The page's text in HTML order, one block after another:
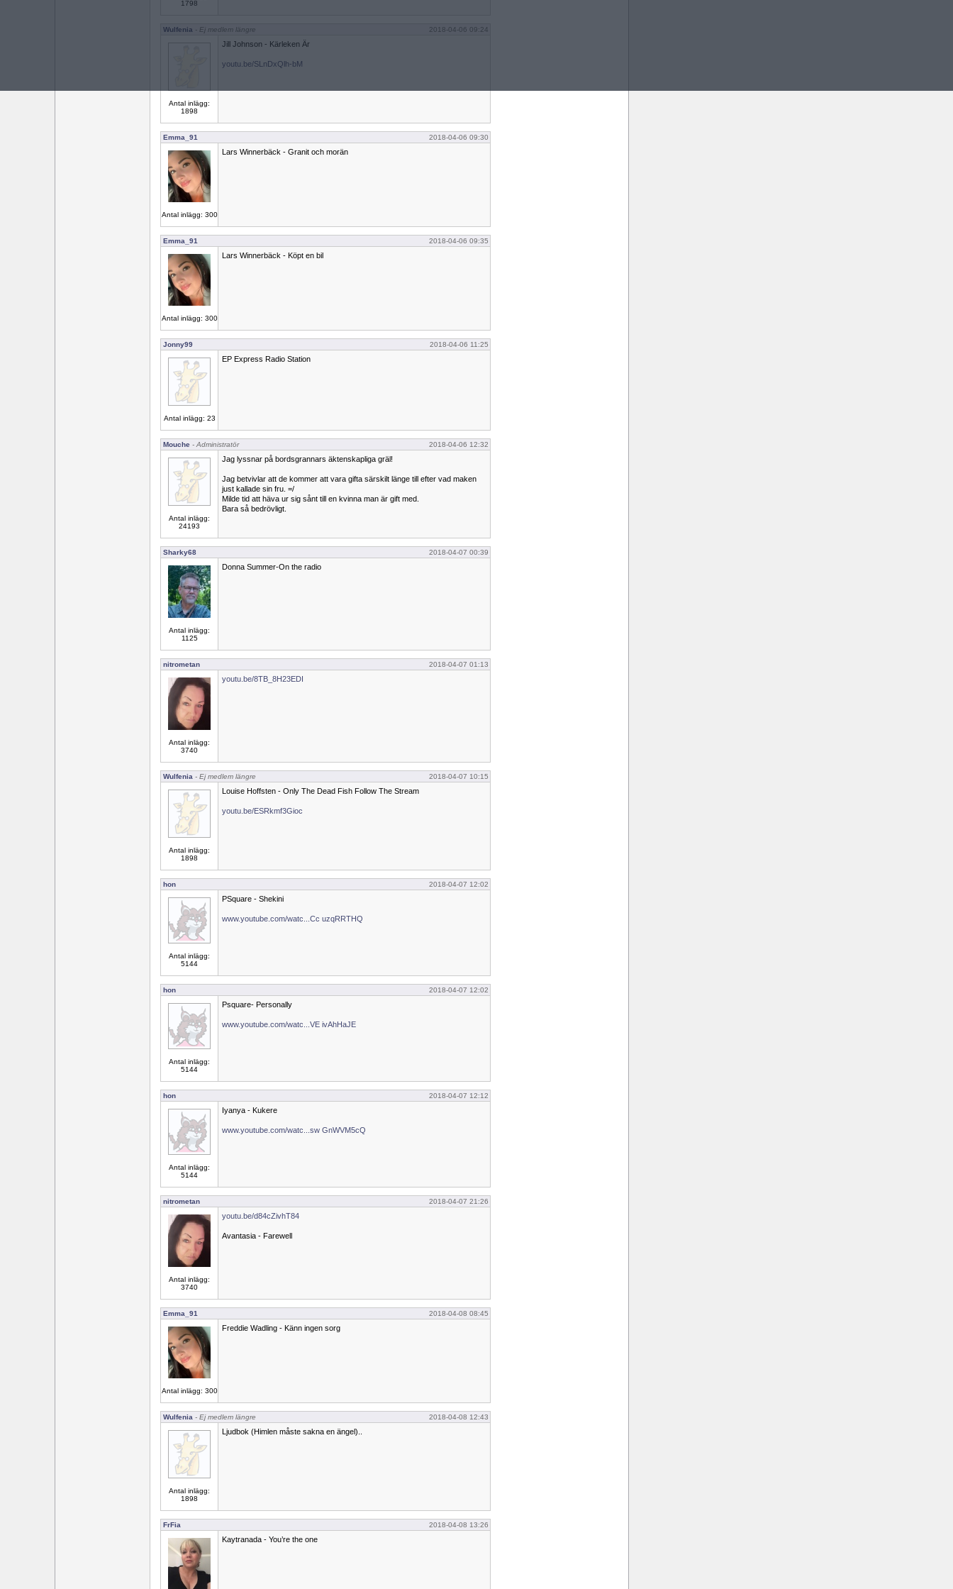
1798
Wulfenia - Ej medlem längre 2018-04-06 09:24
Antal inlägg:
1898
Jill Johnson - Kärleken Är
youtu.be/SLnDxQlh-bM
Emma_91 2018-04-06 09:30
Antal inlägg: 300
Lars Winnerbäck - Granit och morän
Emma_91 2018-04-06 09:35
Antal inlägg: 300
Lars Winnerbäck - Köpt en bil
Jonny99 2018-04-06 11:25
Antal inlägg: 23
EP Express Radio Station
Mouche - Administratör 2018-04-06 12:32
Antal inlägg:
24193
Jag lyssnar på bordsgrannars äktenskapliga gräl!
Jag betvivlar att de kommer att vara gifta särskilt länge till efter vad maken
just kallade sin fru. =/
Milde tid att häva ur sig sånt till en kvinna man är gift med.
Bara så bedrövligt.
Sharky68 2018-04-07 00:39
Antal inlägg:
1125
Donna Summer-On the radio
nitrometan 2018-04-07 01:13
Antal inlägg:
3740
youtu.be/8TB_8H23EDI
Wulfenia - Ej medlem längre 2018-04-07 10:15
Antal inlägg:
1898
Louise Hoffsten - Only The Dead Fish Follow The Stream
youtu.be/ESRkmf3Gioc
hon 2018-04-07 12:02
Antal inlägg:
5144
PSquare - Shekini
www.youtube.com/watc...Cc uzqRRTHQ
hon 2018-04-07 12:02
Antal inlägg:
5144
Psquare- Personally
www.youtube.com/watc...VE ivAhHaJE
hon 2018-04-07 12:12
Antal inlägg:
5144
Iyanya - Kukere
www.youtube.com/watc...sw GnWVM5cQ
nitrometan 2018-04-07 21:26
Antal inlägg:
3740
youtu.be/d84cZivhT84
Avantasia - Farewell
Emma_91 2018-04-08 08:45
Antal inlägg: 300
Freddie Wadling - Känn ingen sorg
Wulfenia - Ej medlem längre 2018-04-08 12:43
Antal inlägg:
1898
Ljudbok (Himlen måste sakna en ängel)..
FrFia 2018-04-08 13:26
Kaytranada - You’re the one